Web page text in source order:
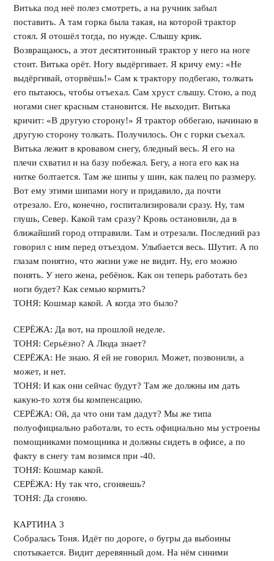
Витька под неё полез смотреть, а на ручник забыл
поставить. А там горка была такая, на которой трактор
стоял. Я отошёл тогда, по нужде. Слышу крик.
Возвращаюсь, а этот десятитонный трактор у него на ноге
стоит. Витька орёт. Ногу выдёргивает. Я кричу ему: «Не
выдёргивай, оторвёшь!» Сам к трактору подбегаю, толкать
его пытаюсь, чтобы отъехал. Сам хруст слышу. Стою, а под
ногами снег красным становится. Не выходит. Витька
кричит: «В другую сторону!» Я трактор оббегаю, начинаю в
другую сторону толкать. Получилось. Он с горки съехал.
Витька лежит в кровавом снегу, бледный весь. Я его на
плечи схватил и на базу побежал. Бегу, а нога его как на
нитке болтается. Там же шипы у шин, как палец по размеру.
Вот ему этими шипами ногу и придавило, да почти
отрезало. Его, конечно, госпитализировали сразу. Ну, там
глушь, Север. Какой там сразу? Кровь остановили, да в
ближайший город отправили. Там и отрезали. Последний раз
говорил с ним перед отъездом. Улыбается весь. Шутит. А по
глазам понятно, что жизни уже не видит. Ну, его можно
понять. У него жена, ребёнок. Как он теперь работать без
ноги будет? Как семью кормить?
ТОНЯ: Кошмар какой. А когда это было?
СЕРЁЖА: Да вот, на прошлой неделе.
ТОНЯ: Серьёзно? А Люда знает?
СЕРЁЖА: Не знаю. Я ей не говорил. Может, позвонили, а
может, и нет.
ТОНЯ: И как они сейчас будут? Там же должны им дать
какую-то хотя бы компенсацию.
СЕРЁЖА: Ой, да что они там дадут? Мы же типа
полуофициально работали, то есть официально мы устроены
помощниками помощника и должны сидеть в офисе, а по
факту в снегу там возимся при -40.
ТОНЯ: Кошмар какой.
СЕРЁЖА: Ну так что, сгоняешь?
ТОНЯ: Да сгоняю.
КАРТИНА 3
Собралась Тоня. Идёт по дороге, о бугры да выбоины
спотыкается. Видит деревянный дом. На нём синими